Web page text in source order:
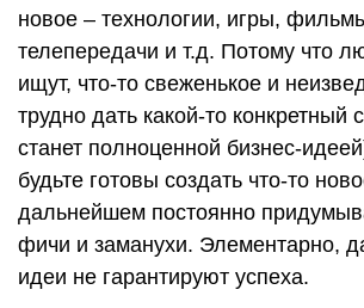
новое – технологии, игры,
телепередачи и т.д. Потому что
ищут, что-то свеженькое и
трудно дать какой-то конкретный
станет полноценной бизнес-
будьте готовы создать что-то
дальнейшем постоянно
фичи и заманухи. Элементарно,
идеи не гарантируют успеха.